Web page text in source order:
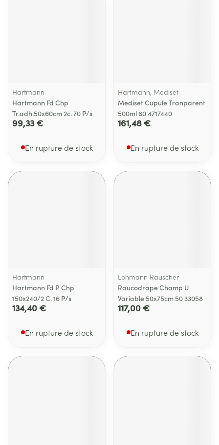
Hartmann
Hartmann Fd Chp
Tr.adh.50x60cm 2c. 70 P/s
99,33 €
En rupture de stock
Hartmann, Mediset
Mediset Cupule Tranparent
500ml 60 4717440
161,48 €
En rupture de stock
Hartmann
Hartmann Fd P Chp
150x240/2 C. 16 P/s
134,40 €
En rupture de stock
Lohmann Rauscher
Raucodrape Champ U
Variable 50x75cm 50 33058
117,00 €
En rupture de stock